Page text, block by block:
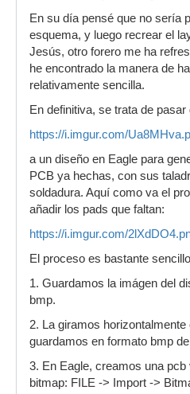
En su día pensé que no sería
esquema, y luego recrear el
Jesús, otro forero me ha
he encontrado la manera de
relativamente sencilla.
En definitiva, se trata de pasar
https://i.imgur.com/
a un diseño en Eagle para
PCB ya hechas, con sus
soldadura. Aquí como va el
añadir los pads que faltan:
https://i.imgur.com/
El proceso es bastante
1. Guardamos la imágen del
bmp.
2. La giramos
guardamos en formato bmp
3. En Eagle, creamos una
bitmap: FILE -> Import ->